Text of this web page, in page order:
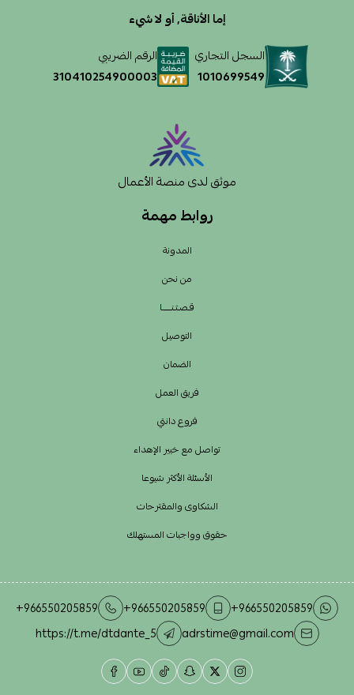
روابط مهمة
المدونة
من نحن
قـصـتـنــــــا
التوصيل
الضمان
فريق العمل
فروع دانتي
تواصل مع خبير الإهداء
الأسئلة الأكثر شيوعا
الشكاوى والمقترحات
حقوق وواجبات المستهلك
إما الأناقة, أو لا شيء
السجل التجاري
1010699549
الرقم الضريبي
310410254900003
موثق لدى منصة الأعمال
+966550205859
+966550205859
+966550205859
adrstime@gmail.com
https://t.me/dtdante_5